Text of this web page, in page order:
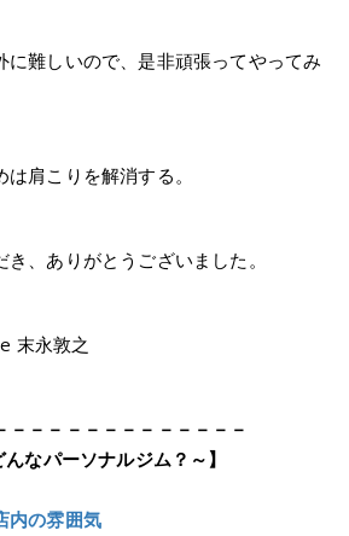
に難しいので、是非頑張ってやってみ
肩こりを解消する。
、ありがとうございました。
末永敦之
－－－－－－－－－－－－－
なパーソナルジム？～】
内の雰囲気